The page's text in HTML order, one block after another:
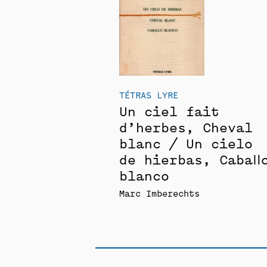
TÉTRAS LYRE
Un ciel fait
d’herbes, Cheval
blanc / Un cielo
de hierbas,
blanco
Marc Imberechts